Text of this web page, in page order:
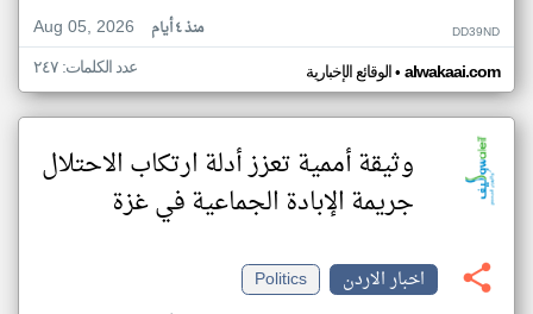
Aug 05, 2026
منذ ٤ أيام DD39ND
الوقائع الإخبارية• alwakaai.com عدد الكلمات: ٢٤٧
وثيقة أممية تعزز أدلة ارتكاب الاحتلال
جريمة الإبادة الجماعية في غزة
اخبار الاردن
Politics